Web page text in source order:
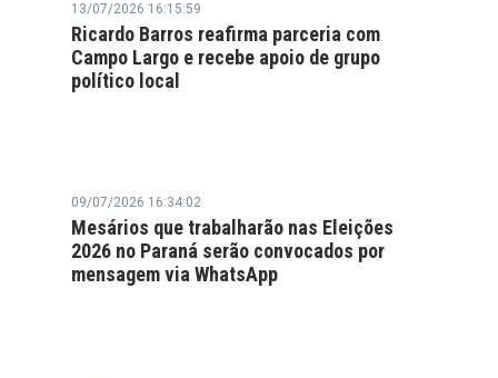
13/07/2026 16:15:59
Ricardo Barros reafirma parceria com
Campo Largo e recebe apoio de grupo
político local
09/07/2026 16:34:02
Mesários que trabalharão nas Eleições
2026 no Paraná serão convocados por
mensagem via WhatsApp